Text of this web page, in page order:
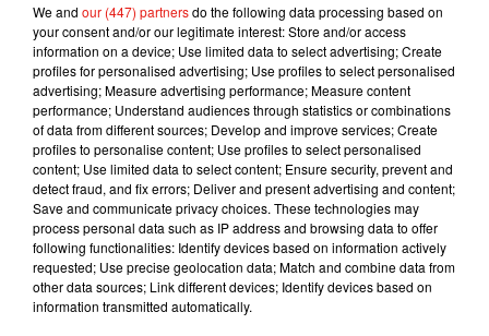
Sensations garantiespour les plus courageux
We and our (447) partnersdo the following data processing based on
your consent and/or our legitimate interest: Store and/or access
information on a device; Use limited data to select advertising; Create
profiles for personalised advertising; Use profiles to select personalised
advertising; Measure advertising performance; Measure content
performance; Understand audiences through statistics or combinations
of data from different sources; Develop and improve services; Create
profiles to personalise content; Use profiles to select personalised
content; Use limited data to select content; Ensure security, prevent and
detect fraud, and fix errors; Deliver and present advertising and content;
Save and communicate privacy choices. These technologies may
process personal data such as IP address and browsing data to offer
following functionalities: Identify devices based on information actively
requested; Use precise geolocation data; Match and combine data from
other data sources; Link different devices; Identify devices based on
information transmitted automatically.